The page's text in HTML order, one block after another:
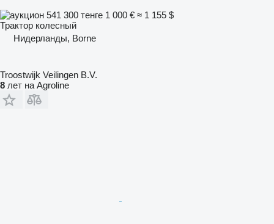
541 300 тенге 1 000 € ≈ 1 155 $
Трактор колесный
Нидерланды, Borne
Troostwijk Veilingen B.V.
8 лет на Agroline